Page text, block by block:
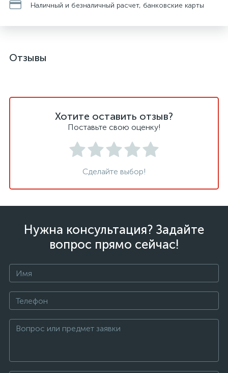
Наличный и безналичный расчет, банковские карты
Отзывы
Хотите оставить отзыв?
Поставьте свою оценку!
Сделайте выбор!
Нужна консультация? Задайте
вопрос прямо сейчас!